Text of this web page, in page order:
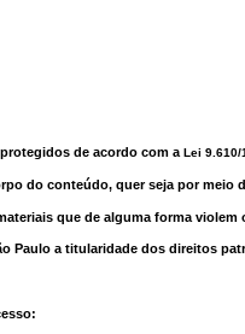
de acordo com a Lei 9.610/
do conteúdo, quer seja por meio
que de alguma forma
Paulo a titularidade dos direitos